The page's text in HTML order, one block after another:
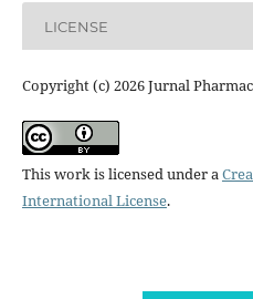
LICENSE
Copyright (c) 2026 Jurnal
This work is licensed under a
International License.